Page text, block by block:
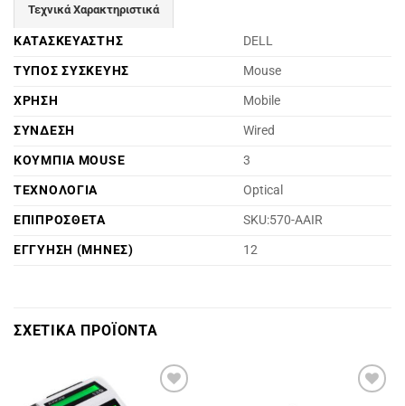
Τεχνικά Χαρακτηριστικά
ΚΑΤΑΣΚΕΥΑΣΤΗΣ
DELL
ΤΥΠΟΣ ΣΥΣΚΕΥΗΣ
Mouse
ΧΡΗΣΗ
Mobile
ΣΥΝΔΕΣΗ
Wired
ΚΟΥΜΠΙΑ MOUSE
3
ΤΕΧΝΟΛΟΓΙΑ
Optical
ΕΠΙΠΡΟΣΘΕΤΑ
SKU:570-AAIR
ΕΓΓΥΗΣΗ (ΜΗΝΕΣ)
12
ΣΧΕΤΙΚΑ ΠΡΟΪΟΝΤΑ